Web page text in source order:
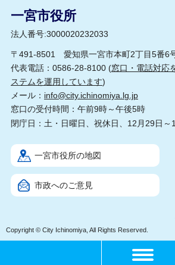
一宮市役所
法人番号:3000020232033
〒491-8501 愛知県一宮市本町2丁目5番6
代表電話：0586-28-8100 (窓口・電話対応
ステムを運用しています)
メール： info@city.ichinomiya.lg.jp
窓口の受付時間：午前9時～午後5時
閉庁日：土・日曜日、祝休日、12月29日～
一宮市役所の地図
市政へのご意見
Copyright © City Ichinomiya, All Rights Reserved.